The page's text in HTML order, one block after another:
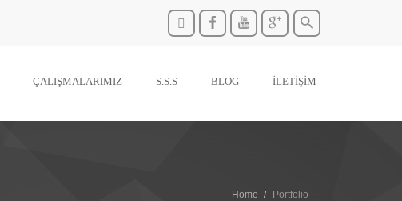
ÇALIŞMALARIMIZ S.S.S BLOG İLETİŞİM
Home Portfolio